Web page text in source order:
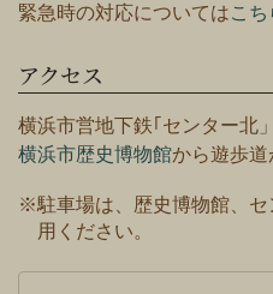
緊急時の対応についてはこち
アクセス
横浜市営地下鉄｢センター北
横浜市歴史博物館から遊歩道
※駐車場は、歴史博物館、セ
用ください。